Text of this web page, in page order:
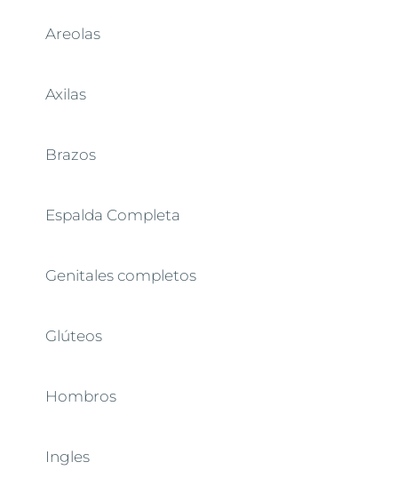
Areolas
Axilas
Brazos
Espalda Completa
Genitales completos
Glúteos
Hombros
Ingles